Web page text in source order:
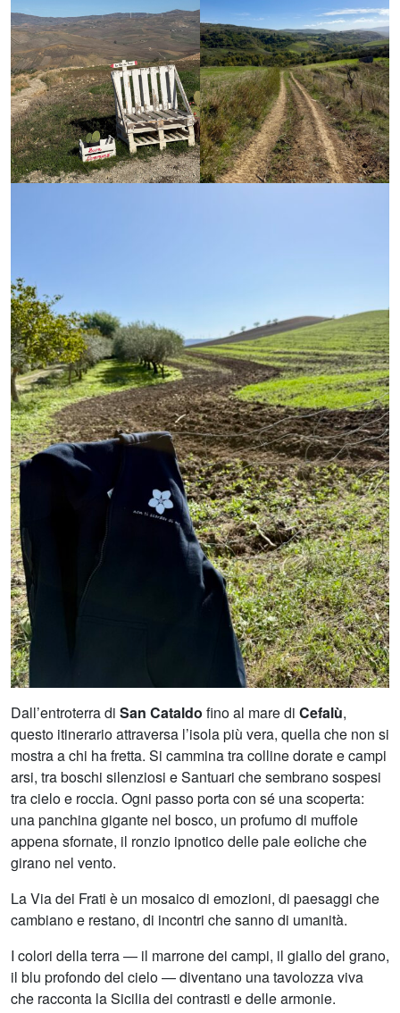
Dall’entroterra di San Cataldo fino al mare di Cefalù,
questo itinerario attraversa l’isola più vera, quella che non si
mostra a chi ha fretta. Si cammina tra colline dorate e campi
arsi, tra boschi silenziosi e Santuari che sembrano sospesi
tra cielo e roccia. Ogni passo porta con sé una scoperta:
una panchina gigante nel bosco, un profumo di muffole
appena sfornate, il ronzio ipnotico delle pale eoliche che
girano nel vento.
La Via dei Frati è un mosaico di emozioni, di paesaggi che
cambiano e restano, di incontri che sanno di umanità.
I colori della terra — il marrone dei campi, il giallo del grano,
il blu profondo del cielo — diventano una tavolozza viva
che racconta la Sicilia dei contrasti e delle armonie.